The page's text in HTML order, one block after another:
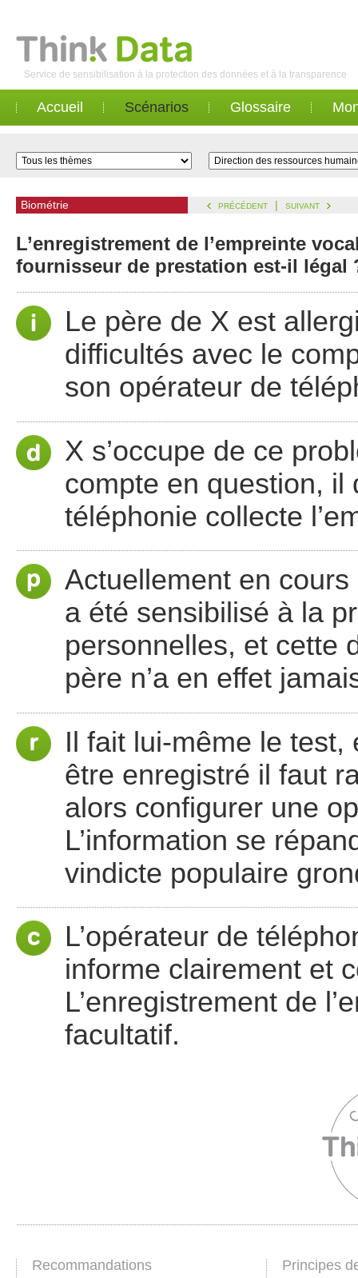
Service de sensibilisation à la protection des données et à la transparence
Accueil Scénarios Glossaire
Biométrie PRÉCÉDENT | SUIVANT
L’enregistrement de l’empreinte
fournisseur de prestation est-il légal
Le père de X est
difficultés avec le
son opérateur de
X s’occupe de ce
compte en question, il
téléphonie collecte
Actuellement en
a été sensibilisé à la
personnelles, et cette
père n’a en effet
Il fait lui-même le
être enregistré il faut
alors configurer une
L’information se
vindicte populaire
L’opérateur de
informe clairement et
L’enregistrement de
facultatif.
Recommandations Principes